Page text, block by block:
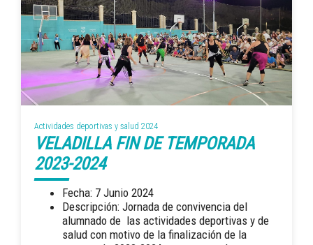
Actividades deportivas y salud 2024
VELADILLA FIN DE TEMPORADA
2023-2024
Fecha: 7 Junio 2024
Descripción: Jornada de convivencia del
alumnado de las actividades deportivas y de
salud con motivo de la finalización de la